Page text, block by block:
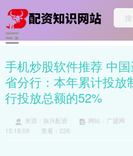
手机炒股软件推荐 中
省分行：本年累计投放
行投放总额的52%
来源：振兴配资 网站：广盛网
15:18:09
查看：226